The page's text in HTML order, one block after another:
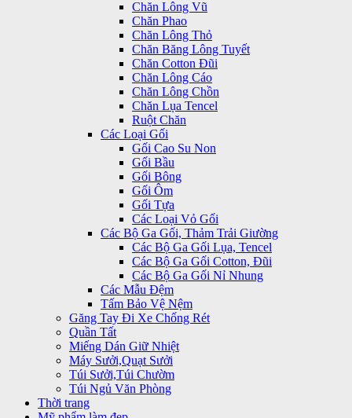
Chăn Lông Vũ
Chăn Phao
Chăn Lông Thỏ
Chăn Băng Lông Tuyết
Chăn Cotton Đũi
Chăn Lông Cáo
Chăn Lông Chồn
Chăn Lụa Tencel
Ruột Chăn
Các Loại Gối
Gối Cao Su Non
Gối Bầu
Gối Bông
Gối Ôm
Gối Tựa
Các Loại Vỏ Gối
Các Bộ Ga Gối, Thảm Trải Giường
Các Bộ Ga Gối Lụa, Tencel
Các Bộ Ga Gối Cotton, Đũi
Các Bộ Ga Gối Nỉ Nhung
Các Mẫu Đệm
Tấm Bảo Vệ Nệm
Găng Tay Đi Xe Chống Rét
Quần Tất
Miếng Dán Giữ Nhiệt
Máy Sưởi,Quạt Sưởi
Túi Sưởi,Túi Chườm
Túi Ngủ Văn Phòng
Thời trang